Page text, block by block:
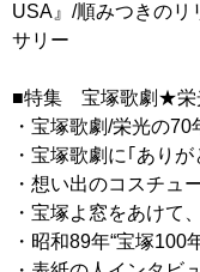
USA』/順みつきのリ
サリー
■特集 宝塚歌劇★栄
・宝塚歌劇/栄光の
・宝塚歌劇に｢あり
・想い出のコスチュ
・宝塚よ窓をあけ
・昭和89年“宝塚